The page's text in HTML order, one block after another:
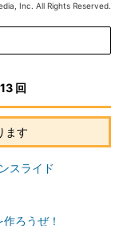
Inc. All Rights Reserved.
回
ます
スライド
ろうぜ！